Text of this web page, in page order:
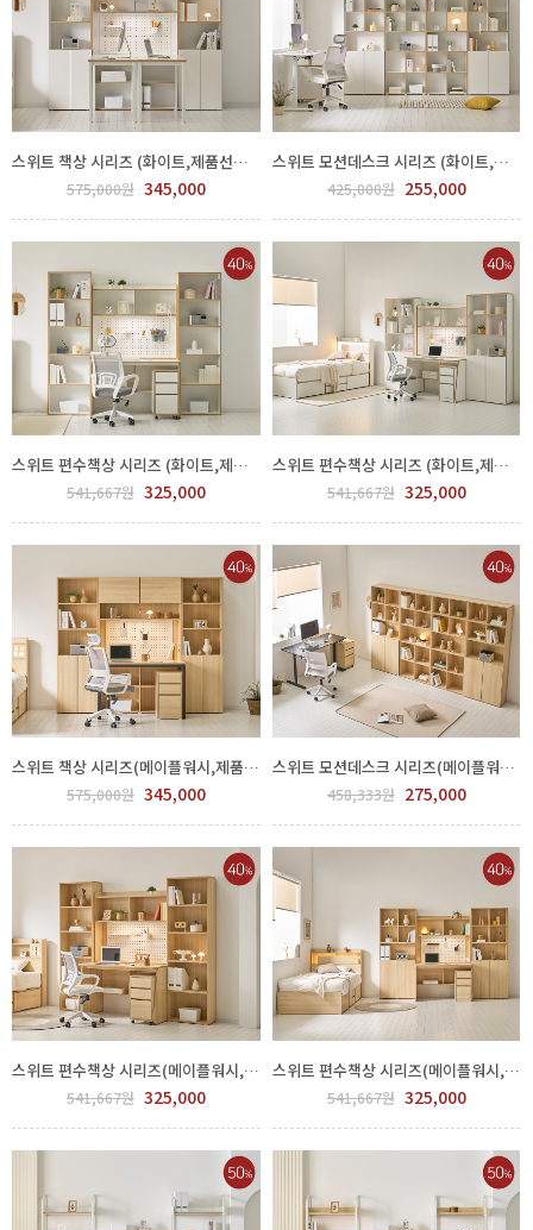
스위트 책상 시리즈 (화이트,제품선택) GGH 500-186-4
575,000원 345,000
스위트 모션데스크 시리즈 (화이트,제품선택) GGH 500-128-1
425,000원 255,000
스위트 편수책상 시리즈 (화이트,제품선택) GGH 500-151-1
541,667원 325,000
스위트 편수책상 시리즈 (화이트,제품선택) GGH 500-151-1
541,667원 325,000
스위트 책상 시리즈(메이플워시,제품선택) GGH 500-185-3
575,000원 345,000
스위트 모션데스크 시리즈(메이플워시,제품선택) GGH 500-130-3
458,333원 275,000
스위트 편수책상 시리즈(메이플워시,제품선택) GGH 500-151-2
541,667원 325,000
스위트 편수책상 시리즈(메이플워시,제품선택) GGH 500-151-2
541,667원 325,000